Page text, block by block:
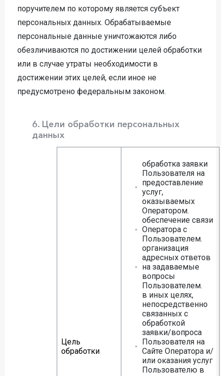
поручителем по которому является субъект
персональных данных. Обрабатываемые
персональные данные уничтожаются либо
обезличиваются по достижении целей обработки
или в случае утраты необходимости в
достижении этих целей, если иное не
предусмотрено федеральным законом.
6. Цели обработки персональных
данных
Цель
обработки
обработка заявки
Пользователя на
предоставление
услуг,
оказываемых
Оператором.
обеспечение связи
Оператора с
Пользователем.
организация
адресных ответов
на задаваемые
вопросы
Пользователем.
в иных целях,
непосредственно
связанных с
обработкой
заявки/вопроса
Пользователя на
Сайте Оператора и/
или оказания услуг
Пользователю в